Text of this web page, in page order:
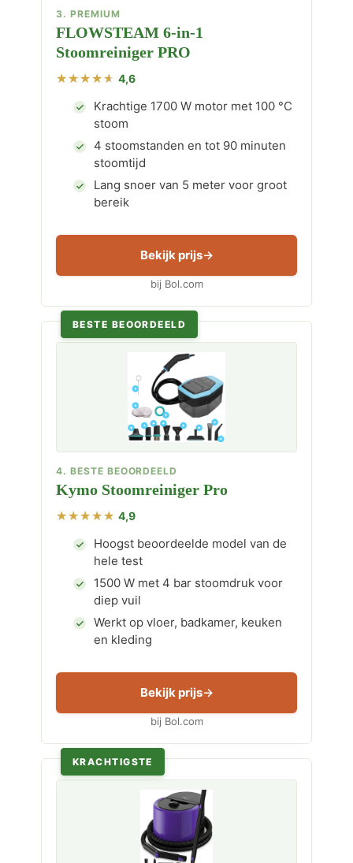
3. PREMIUM
FLOWSTEAM 6-in-1
Stoomreiniger PRO
4,6
Krachtige 1700 W motor met 100 °C
stoom
4 stoomstanden en tot 90 minuten
stoomtijd
Lang snoer van 5 meter voor groot
bereik
Bekijk prijs
bij Bol.com
BESTE BEOORDEELD
4. BESTE BEOORDEELD
Kymo Stoomreiniger Pro
4,9
Hoogst beoordeelde model van de
hele test
1500 W met 4 bar stoomdruk voor
diep vuil
Werkt op vloer, badkamer, keuken
en kleding
Bekijk prijs
bij Bol.com
KRACHTIGSTE